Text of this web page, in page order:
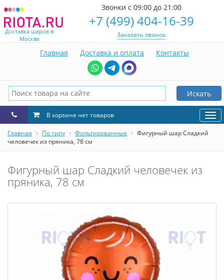
Доставка шаров в
Москве
Звонки с 09:00 до 21:00
+7 (499) 404-16-39
Заказать звонок
Главная Доставка и оплата Контакты
Искать
В корзине нет товаров
Главная По типу Фольгированные
Фигурный шар Сладкий
человечек из пряника, 78 см
Фигурный шар Сладкий человечек из
пряника, 78 см